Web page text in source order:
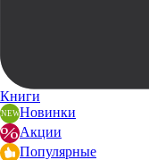
Книги
Новинки
Акции
Популярные